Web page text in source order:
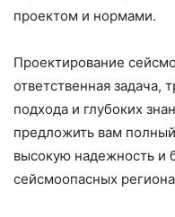
проектом и нормами.
Проектирование
ответственная задача,
подхода и глубоких
предложить вам
высокую надежность и
сейсмоопасных